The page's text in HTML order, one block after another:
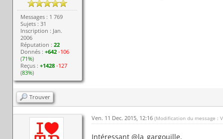
Messages : 1 769
Sujets : 31
Inscription : Jan.
2006
Réputation :22
Donnés :+642 -106
(71%)
Reçus :+1428 -127
(83%)
Trouver
Ven. 11 Dec. 2015, 12:16 (Modification du message :
Intéressant @la_gargouille.